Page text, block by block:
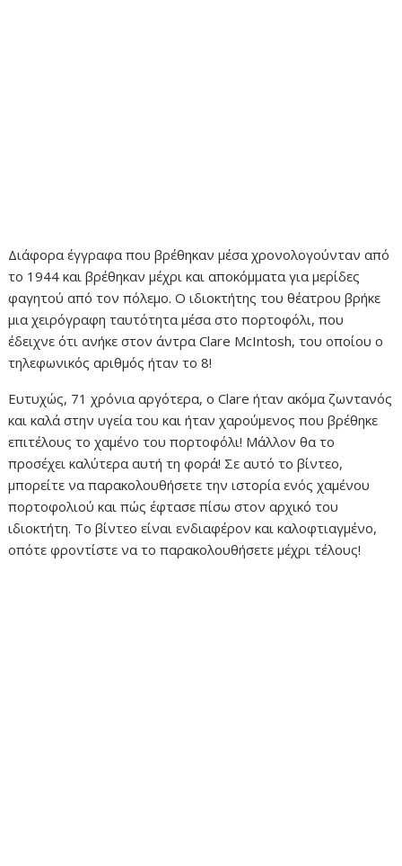
Διάφορα έγγραφα που βρέθηκαν μέσα χρονολογούνταν από
το 1944 και βρέθηκαν μέχρι και αποκόμματα για μερίδες
φαγητού από τον πόλεμο. Ο ιδιοκτήτης του θέατρου βρήκε
μια χειρόγραφη ταυτότητα μέσα στο πορτοφόλι, που
έδειχνε ότι ανήκε στον άντρα Clare McIntosh, του οποίου ο
τηλεφωνικός αριθμός ήταν το 8!
Ευτυχώς, 71 χρόνια αργότερα, ο Clare ήταν ακόμα ζωντανός
και καλά στην υγεία του και ήταν χαρούμενος που βρέθηκε
επιτέλους το χαμένο του πορτοφόλι! Μάλλον θα το
προσέχει καλύτερα αυτή τη φορά! Σε αυτό το βίντεο,
μπορείτε να παρακολουθήσετε την ιστορία ενός χαμένου
πορτοφολιού και πώς έφτασε πίσω στον αρχικό του
ιδιοκτήτη. Το βίντεο είναι ενδιαφέρον και καλοφτιαγμένο,
οπότε φροντίστε να το παρακολουθήσετε μέχρι τέλους!